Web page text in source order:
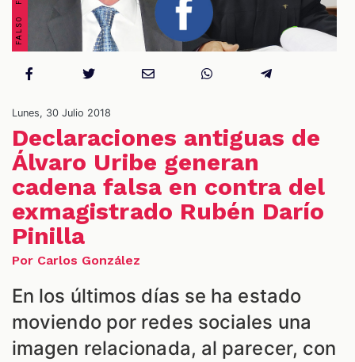
Lunes, 30 Julio 2018
Declaraciones antiguas de
Álvaro Uribe generan
cadena falsa en contra del
exmagistrado Rubén Darío
Pinilla
Por Carlos González
En los últimos días se ha estado
moviendo por redes sociales una
imagen relacionada, al parecer, con